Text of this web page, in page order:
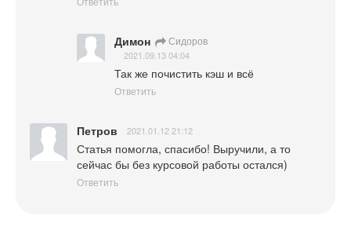
Димон Сидоров
2021.09.13 04:04
Так же почистить кэш и всё
Ответить
Петров 2021.01.12 21:12
Статья помогла, спасибо! Выручили, а то
сейчас бы без курсовой работы остался)
Ответить